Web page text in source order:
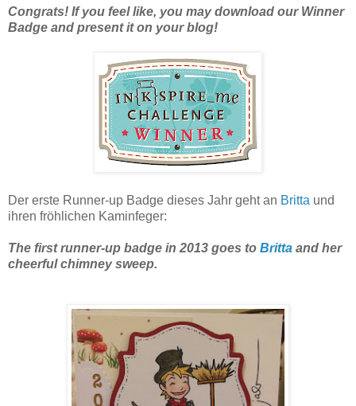
Congrats! If you feel like, you may download our Winner
Badge and present it on your blog!
Der erste Runner-up Badge dieses Jahr geht an Britta und
ihren fröhlichen Kaminfeger:
The first runner-up badge in 2013 goes to Britta and her
cheerful chimney sweep.